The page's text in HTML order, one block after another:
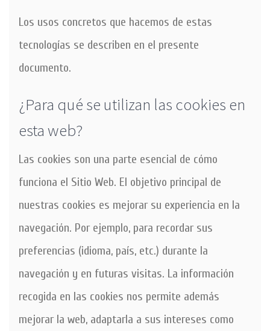
Los usos concretos que hacemos de estas
tecnologías se describen en el presente
documento.
¿Para qué se utilizan las cookies en
esta web?
Las cookies son una parte esencial de cómo
funciona el Sitio Web. El objetivo principal de
nuestras cookies es mejorar su experiencia en la
navegación. Por ejemplo, para recordar sus
preferencias (idioma, país, etc.) durante la
navegación y en futuras visitas. La información
recogida en las cookies nos permite además
mejorar la web, adaptarla a sus intereses como